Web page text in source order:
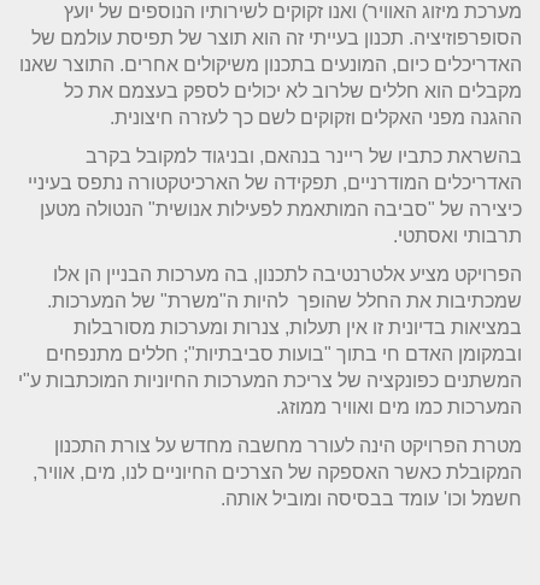
מערכת מיזוג האוויר) ואנו זקוקים לשירותיו הנוספים של יועץ
הסופרפוזיציה. תכנון בעייתי זה הוא תוצר של תפיסת עולמם של
האדריכלים כיום, המונעים בתכנון משיקולים אחרים. התוצר שאנו
מקבלים הוא חללים שלרוב לא יכולים לספק בעצמם את כל
ההגנה מפני האקלים וזקוקים לשם כך לעזרה חיצונית.
בהשראת כתביו של ריינר בנהאם, ובניגוד למקובל בקרב
האדריכלים המודרניים, תפקידה של הארכיטקטורה נתפס בעיניי
כיצירה של "סביבה המותאמת לפעילות אנושית" הנטולה מטען
תרבותי ואסתטי.
הפרויקט מציע אלטרנטיבה לתכנון, בה מערכות הבניין הן אלו
שמכתיבות את החלל שהופך להיות ה"משרת" של המערכות.
במציאות בדיונית זו אין תעלות, צנרות ומערכות מסורבלות
ובמקומן האדם חי בתוך "בועות סביבתיות"; חללים מתנפחים
המשתנים כפונקציה של צריכת המערכות החיוניות המוכתבות ע"י
המערכות כמו מים ואוויר ממוזג.
מטרת הפרויקט הינה לעורר מחשבה מחדש על צורת התכנון
המקובלת כאשר האספקה של הצרכים החיוניים לנו, מים, אוויר,
חשמל וכו' עומד בבסיסה ומוביל אותה.